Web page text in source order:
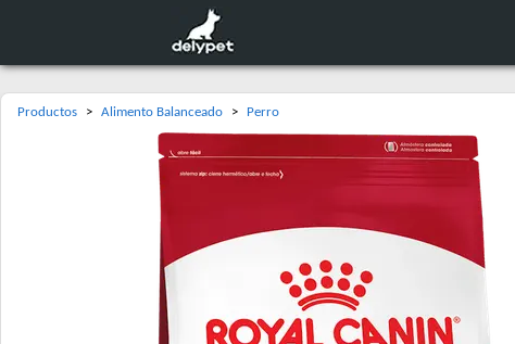
Productos > Alimento Balanceado > Perro